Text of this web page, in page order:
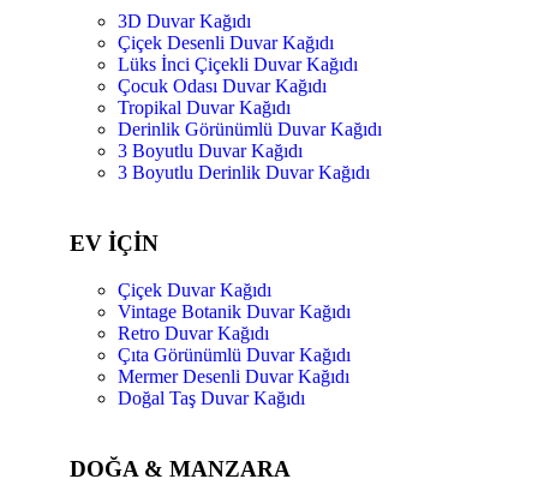
3D Duvar Kağıdı
Çiçek Desenli Duvar Kağıdı
Lüks İnci Çiçekli Duvar Kağıdı
Çocuk Odası Duvar Kağıdı
Tropikal Duvar Kağıdı
Derinlik Görünümlü Duvar Kağıdı
3 Boyutlu Duvar Kağıdı
3 Boyutlu Derinlik Duvar Kağıdı
EV İÇİN
Çiçek Duvar Kağıdı
Vintage Botanik Duvar Kağıdı
Retro Duvar Kağıdı
Çıta Görünümlü Duvar Kağıdı
Mermer Desenli Duvar Kağıdı
Doğal Taş Duvar Kağıdı
DOĞA & MANZARA